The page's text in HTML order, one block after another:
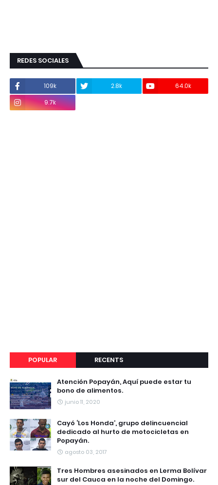
REDES SOCIALES
109k 2.8k
64.0k
9.7k
POPULAR RECENTS
Atención Popayán, Aquí puede estar tu
bono de alimentos.
junio 11, 2020
Cayó ‘Los Honda’, grupo delincuencial
dedicado al hurto de motocicletas en
Popayán.
agosto 03, 2017
Tres Hombres asesinados en Lerma Bolívar
sur del Cauca en la noche del Domingo.